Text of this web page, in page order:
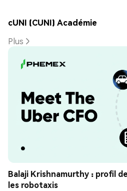
cUNI (CUNI) Académie
Plus
Balaji Krishnamurthy : profil
les robotaxis